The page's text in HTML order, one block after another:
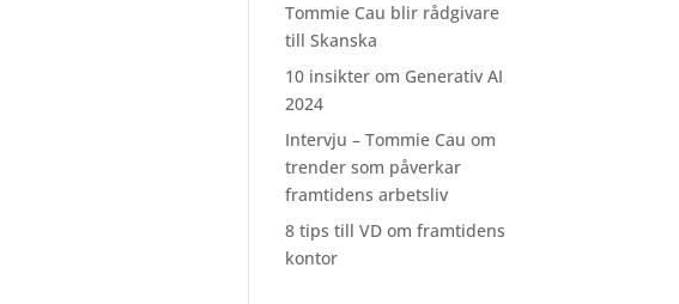
Tommie Cau blir rådgivare
till Skanska
10 insikter om Generativ AI
2024
Intervju – Tommie Cau om
trender som påverkar
framtidens arbetsliv
8 tips till VD om framtidens
kontor